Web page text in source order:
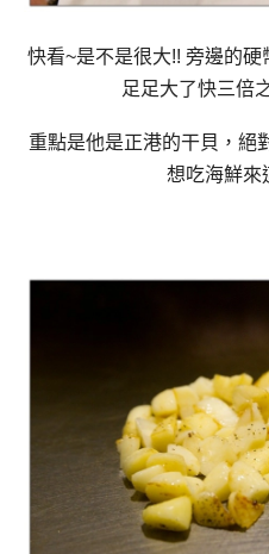
快看~是不是很大!! 旁邊的硬
足足大了快三倍
重點是他是正港的干貝，絕
想吃海鮮來